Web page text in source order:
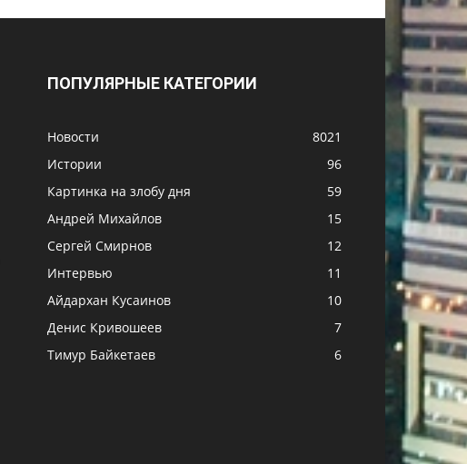
ПОПУЛЯРНЫЕ КАТЕГОРИИ
Новости
8021
Истории
96
Картинка на злобу дня
59
Андрей Михайлов
15
Сергей Смирнов
12
Интервью
11
Айдархан Кусаинов
10
Денис Кривошеев
7
Тимур Байкетаев
6